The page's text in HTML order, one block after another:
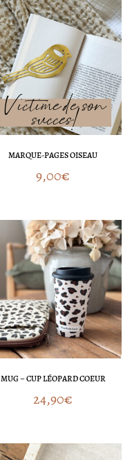
MARQUE-PAGES OISEAU
9,00€
MUG – CUP LÉOPARD COEUR
24,90€